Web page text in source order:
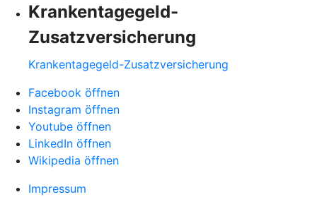
Krankentagegeld-
Zusatzversicherung
Krankentagegeld-Zusatzversicherung
Facebook öffnen
Instagram öffnen
Youtube öffnen
LinkedIn öffnen
Wikipedia öffnen
Impressum